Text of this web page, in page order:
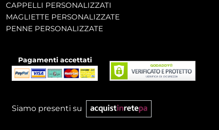
CAPPELLI PERSONALIZZATI
MAGLIETTE PERSONALIZZATE
PENNE PERSONALIZZATE
Pagamenti accettati
Siamo presenti su